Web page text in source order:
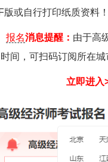
版或自行打印纸质资料！
报名消息提醒： 由于高
间，可扫码订阅所在
立即进入